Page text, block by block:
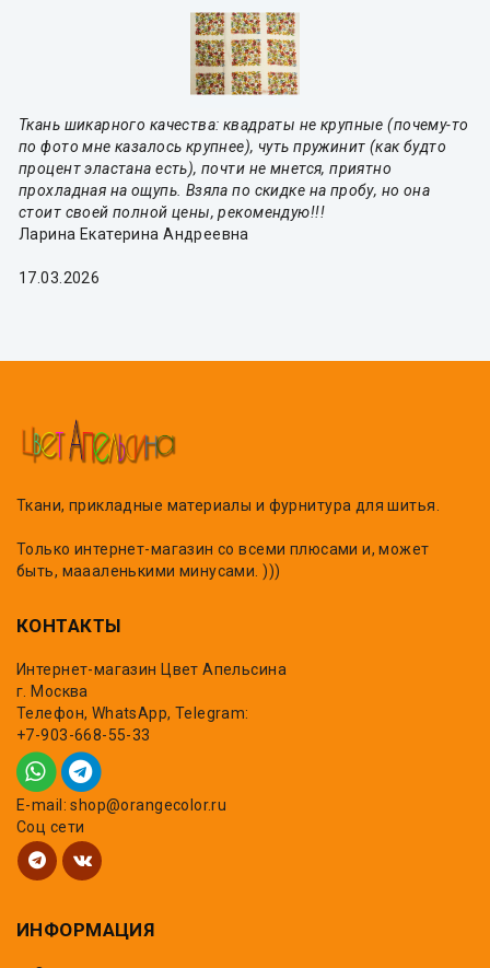
Ткань шикарного качества: квадраты не крупные (почему-то
по фото мне казалось крупнее), чуть пружинит (как будто
процент эластана есть), почти не мнется, приятно
прохладная на ощупь. Взяла по скидке на пробу, но она
стоит своей полной цены, рекомендую!!!
Ларина Екатерина Андреевна
17.03.2026
Ткани, прикладные материалы и фурнитура для шитья.
Только интернет-магазин со всеми плюсами и, может
быть, маааленькими минусами. )))
КОНТАКТЫ
Интернет-магазин Цвет Апельсина
г. Москва
Телефон, WhatsApp, Telegram:
+7-903-668-55-33
E-mail: shop@orangecolor.ru
Соц сети
ИНФОРМАЦИЯ